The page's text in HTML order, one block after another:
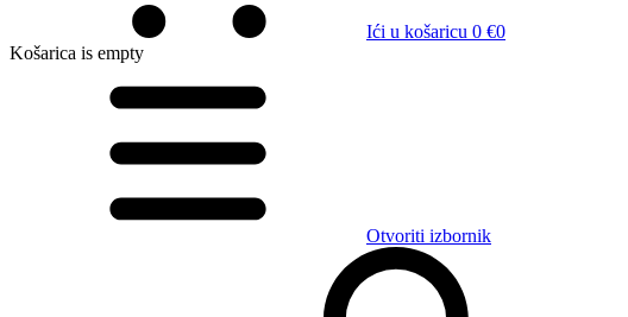
Ići u košaricu 0 €0
Košarica is empty
Otvoriti izbornik